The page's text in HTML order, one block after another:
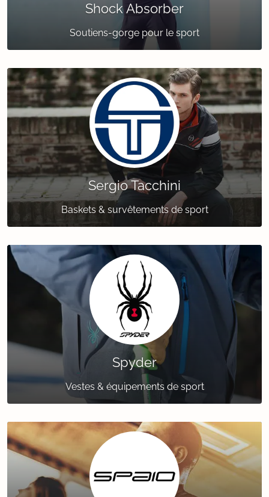
Shock Absorber
Soutiens-gorge pour le sport
Sergio Tacchini
Baskets & survêtements de sport
Spyder
Vestes & équipements de sport